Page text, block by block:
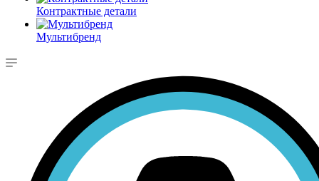
Контрактные детали
Мультибренд